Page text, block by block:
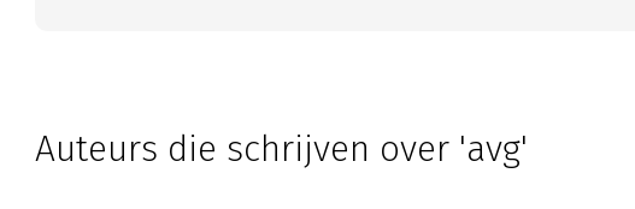
Auteurs die schrijven over 'avg'